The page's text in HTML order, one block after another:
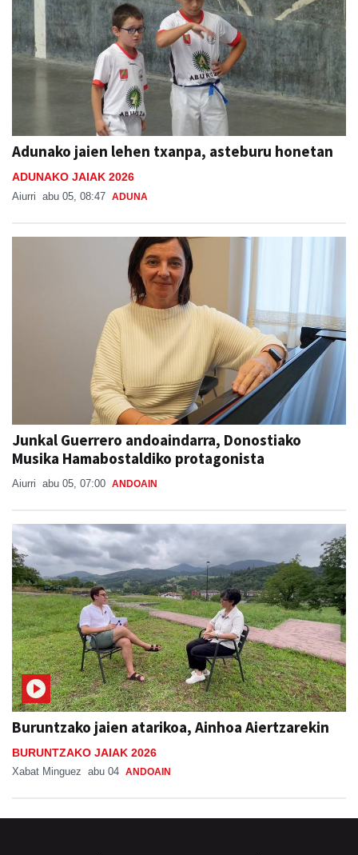
Adunako jaien lehen txanpa, asteburu honetan
ADUNAKO JAIAK 2026
Aiurri abu 05, 08:47 ADUNA
Junkal Guerrero andoaindarra, Donostiako
Musika Hamabostaldiko protagonista
Aiurri abu 05, 07:00 ANDOAIN
Buruntzako jaien atarikoa, Ainhoa Aiertzarekin
BURUNTZAKO JAIAK 2026
Xabat Minguez abu 04 ANDOAIN